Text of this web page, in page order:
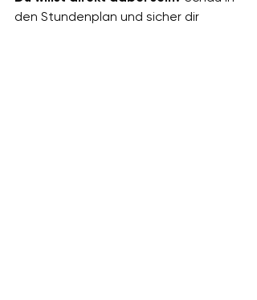
den Stundenplan und sicher dir